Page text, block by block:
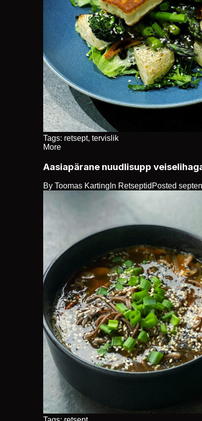
Tags: retsept, tervislik
More
Aasiapärane nuudlisupp
By Toomas Karting In Retseptid Posted